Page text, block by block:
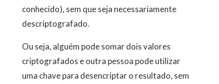
conhecido), sem que seja necessariamente
descriptografado.
Ou seja, alguém pode somar dois valores
criptografados e outra pessoa pode utilizar
uma chave para desencriptar o resultado, sem